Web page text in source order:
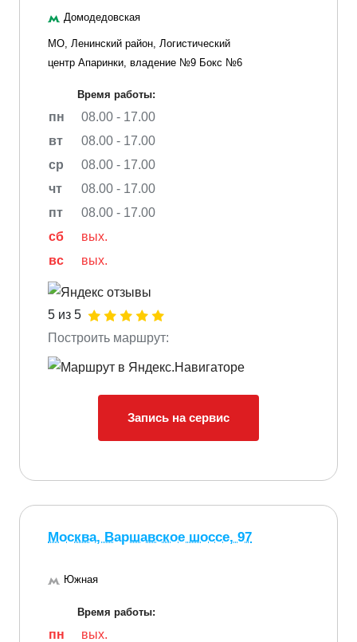
Домодедовская
МО, Ленинский район, Логистический
центр Апаринки, владение №9 Бокс №6
Время работы:
пн
08.00 - 17.00
вт
08.00 - 17.00
ср
08.00 - 17.00
чт
08.00 - 17.00
пт
08.00 - 17.00
сб
вых.
вс
вых.
5 из 5
Построить маршрут:
Запись на сервис
Москва, Варшавское шоссе, 97
Южная
Время работы:
пн
вых.